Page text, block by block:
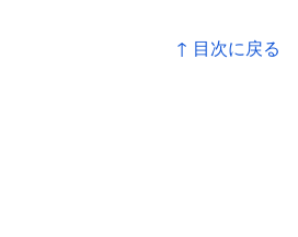
↑ 目次に戻る